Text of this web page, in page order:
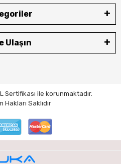
Ulaşın
Sertifikası ile korunmaktadır.
Hakları Saklıdır